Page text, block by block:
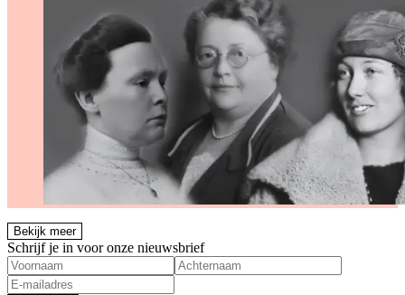
Bekijk meer
Schrijf je in voor onze nieuwsbrief